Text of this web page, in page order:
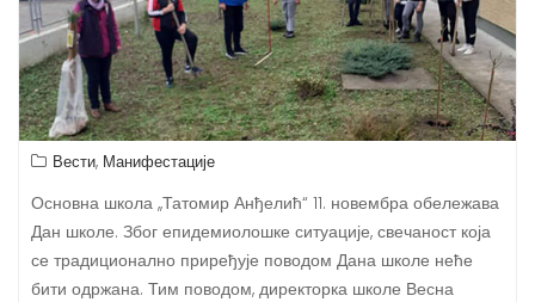
Вести, Манифестације
Основна школа ,,Татомир Анђелић“ 11. новембра обележава
Дан школе. Због епидемиолошке ситуације, свечаност која
се традиционално приређује поводом Дана школе неће
бити одржана. Тим поводом, директорка школе Весна